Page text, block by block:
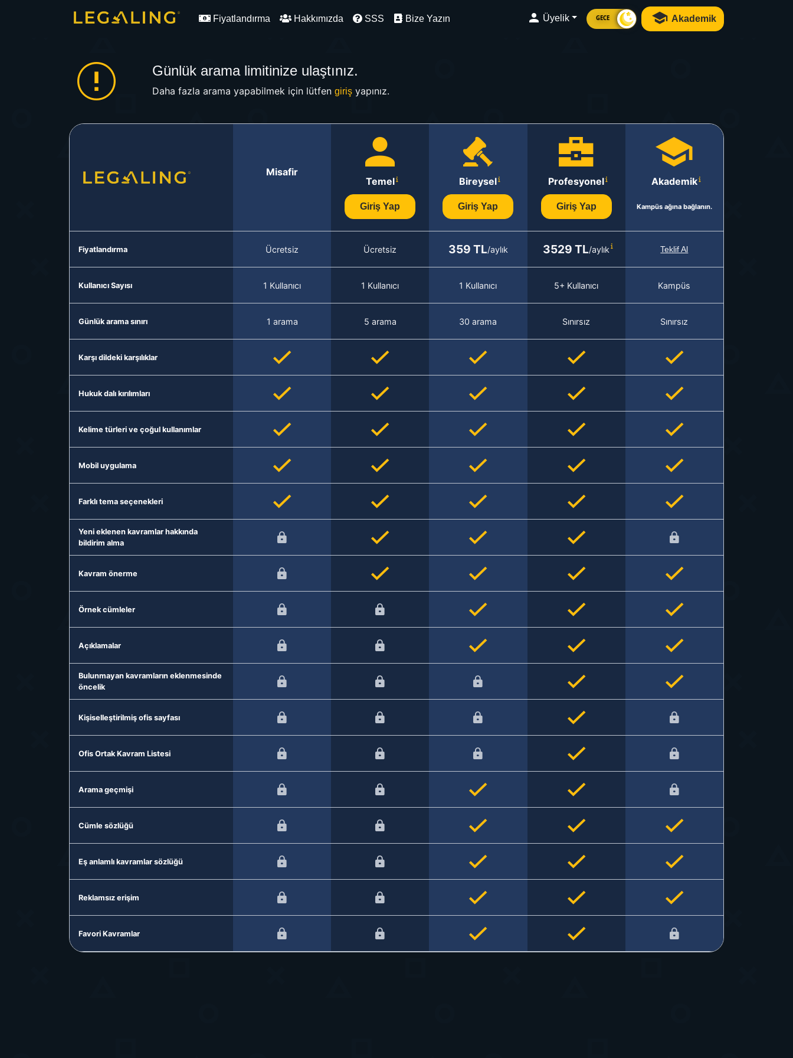
Fiyatlandırma Hakkımızda SSS Bize Yazın Üyelik GECE Akademik
Günlük arama limitinize ulaştınız.
Daha fazla arama yapabilmek için lütfen girişyapınız.
Misafir
Temel
Giriş Yap
Bireysel
Giriş Yap
Profesyonel
Giriş Yap
Akademik
Kampüs ağına bağlanın.
Fiyatlandırma Ücretsiz Ücretsiz 359 TL/aylık 3529 TL/aylık Teklif Al
Kullanıcı Sayısı 1 Kullanıcı 1 Kullanıcı 1 Kullanıcı 5+ Kullanıcı Kampüs
Günlük arama sınırı 1 arama 5 arama 30 arama Sınırsız Sınırsız
Karşı dildeki karşılıklar
Hukuk dalı kırılımları
Kelime türleri ve çoğul kullanımlar
Mobil uygulama
Farklı tema seçenekleri
Yeni eklenen kavramlar hakkında
bildirim alma
Kavram önerme
Örnek cümleler
Açıklamalar
Bulunmayan kavramların eklenmesinde
öncelik
Kişiselleştirilmiş ofis sayfası
Ofis Ortak Kavram Listesi
Arama geçmişi
Cümle sözlüğü
Eş anlamlı kavramlar sözlüğü
Reklamsız erişim
Favori Kavramlar